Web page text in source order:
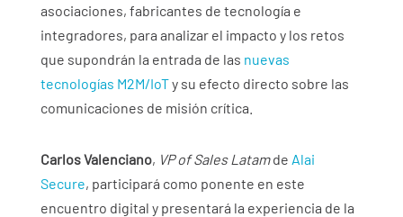
asociaciones, fabricantes de tecnología e
integradores, para analizar el impacto y los retos
que supondrán la entrada de las nuevas
tecnologías M2M/IoTy su efecto directo sobre las
comunicaciones de misión crítica.
Carlos Valenciano, VP of Sales Latamde Alai
Secure, participará como ponente en este
encuentro digital y presentará la experiencia de la